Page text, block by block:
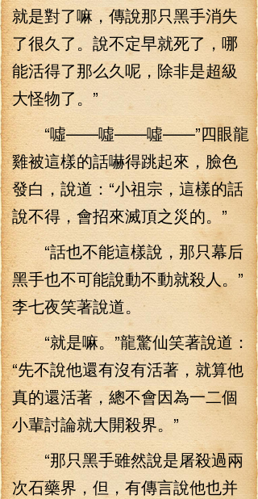
就是對了嘛，傳說那只黑手消失
了很久了。說不定早就死了，哪
能活得了那么久呢，除非是超級
大怪物了。”
“噓——噓——噓——”四眼龍
雞被這樣的話嚇得跳起來，臉色
發白，說道：“小祖宗，這樣的話
說不得，會招來滅頂之災的。”
“話也不能這樣說，那只幕后
黑手也不可能說動不動就殺人。”
李七夜笑著說道。
“就是嘛。”龍驚仙笑著說道：
“先不說他還有沒有活著，就算他
真的還活著，總不會因為一二個
小輩討論就大開殺界。”
“那只黑手雖然說是屠殺過兩
次石藥界，但，有傳言說他也并